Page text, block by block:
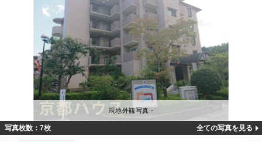
現地外観写真 -
写真枚数：7枚 全ての写真を見る